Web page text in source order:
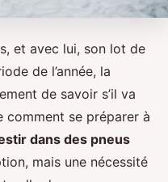
et avec lui, son lot de
de l’année, la
de savoir s’il va
comment se préparer à
dans des pneus
mais une nécessité